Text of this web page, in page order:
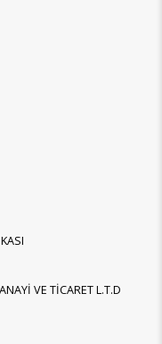
VE TİCARET L.T.D